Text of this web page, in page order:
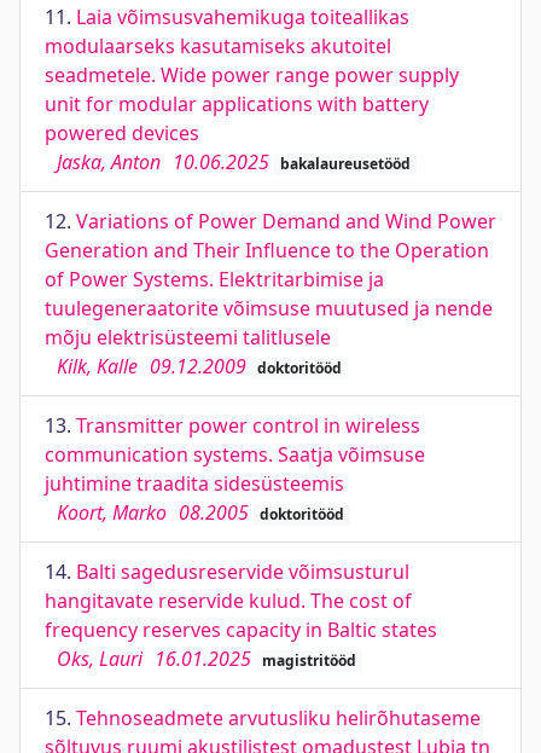
11. Laia võimsusvahemikuga toiteallikas
modulaarseks kasutamiseks akutoitel
seadmetele. Wide power range power supply
unit for modular applications with battery
powered devices
Jaska, Anton 10.06.2025 bakalaureusetööd
12. Variations of Power Demand and Wind Power
Generation and Their Influence to the Operation
of Power Systems. Elektritarbimise ja
tuulegeneraatorite võimsuse muutused ja nende
mõju elektrisüsteemi talitlusele
Kilk, Kalle 09.12.2009 doktoritööd
13. Transmitter power control in wireless
communication systems. Saatja võimsuse
juhtimine traadita sidesüsteemis
Koort, Marko 08.2005 doktoritööd
14. Balti sagedusreservide võimsusturul
hangitavate reservide kulud. The cost of
frequency reserves capacity in Baltic states
Oks, Lauri 16.01.2025 magistritööd
15. Tehnoseadmete arvutusliku helirõhutaseme
sõltuvus ruumi akustilistest omadustest Lubja tn